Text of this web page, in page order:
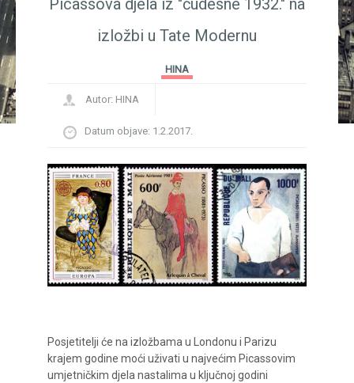
Picassova djela iz "čudesne 1932." na
izložbi u Tate Modernu
HINA
Autor: HINA
Datum objave: 1.2.2017.
Posjetitelji će na izložbama u Londonu i Parizu
krajem godine moći uživati u najvećim Picassovim
umjetničkim djela nastalima u ključnoj godini